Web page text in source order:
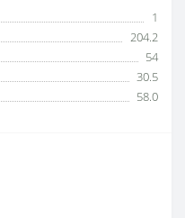
1
204.2
54
30.5
58.0